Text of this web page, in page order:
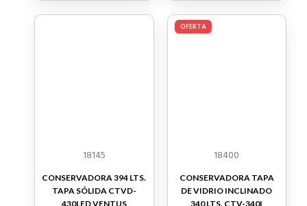
18145
CONSERVADORA 394 LTS.
TAPA SÓLIDA CTVD-
430LED VENTUS
OFERTA
18400
CONSERVADORA TAPA
DE VIDRIO INCLINADO
340 LTS. CTV-340I